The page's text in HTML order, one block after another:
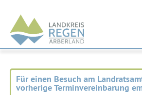
Landkreis
Regen
Für einen Besuch am
vorherige Terminvereinbarung